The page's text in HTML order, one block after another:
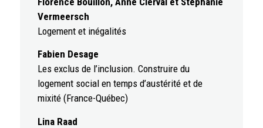
Vermeersch
Logement et inégalités
Fabien Desage
Les exclus de l’inclusion. Construire du
logement social en temps d’austérité et de
mixité (France-Québec)
Lina Raad